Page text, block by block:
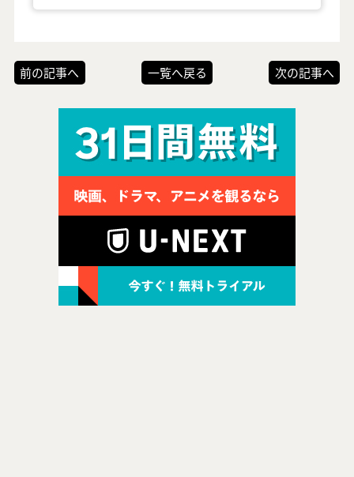
前の記事へ 一覧へ戻る 次の記事へ